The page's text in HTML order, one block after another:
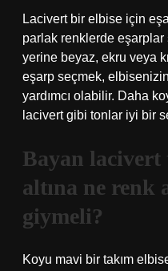
Lacivert bir elbise için
parlak renklerde
yerine beyaz, ekru veya
eşarp seçmek,
yardımcı olabilir. Daha
lacivert gibi tonlar iyi bir
Bayan lacivert
altına ne renk
giymeli?
Koyu mavi bir takım